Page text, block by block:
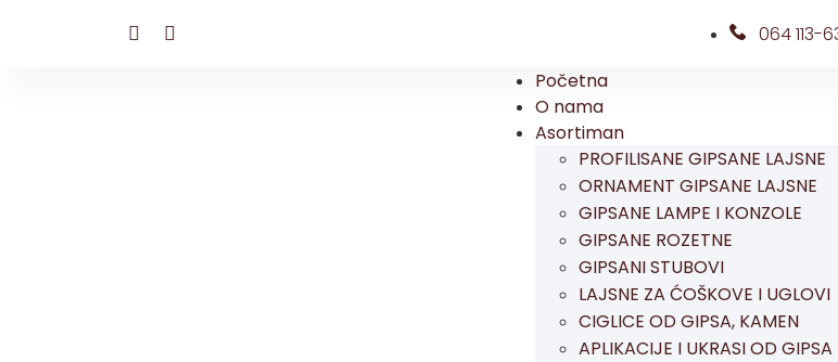
064 113-
Početna
O nama
Asortiman
PROFILISANE GIPSANE LAJSNE
ORNAMENT GIPSANE LAJSNE
GIPSANE LAMPE I KONZOLE
GIPSANE ROZETNE
GIPSANI STUBOVI
LAJSNE ZA ĆOŠKOVE I UGLOVI
CIGLICE OD GIPSA, KAMEN
APLIKACIJE I UKRASI OD GIPSA